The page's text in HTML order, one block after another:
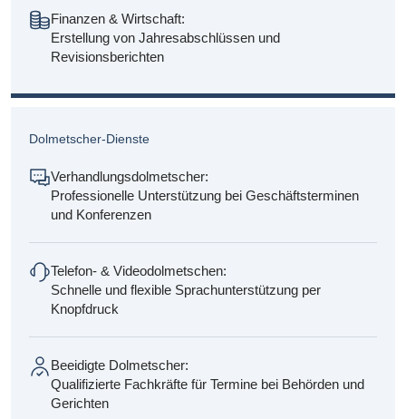
Finanzen & Wirtschaft:
Erstellung von Jahresabschlüssen und
Revisionsberichten
Dolmetscher-Dienste
Verhandlungsdolmetscher:
Professionelle Unterstützung bei Geschäftsterminen
und Konferenzen
Telefon- & Videodolmetschen:
Schnelle und flexible Sprachunterstützung per
Knopfdruck
Beeidigte Dolmetscher:
Qualifizierte Fachkräfte für Termine bei Behörden und
Gerichten